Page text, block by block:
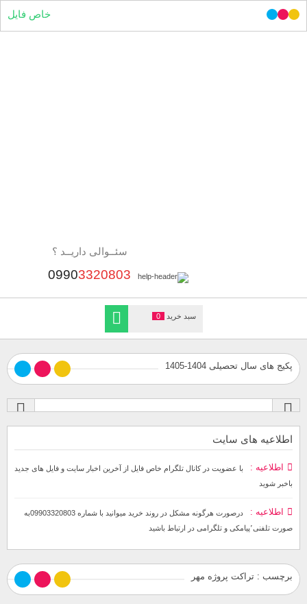
سئــوالی داریــد ؟
09903320803
سبد خرید 0
خاص فایل
پکیج های سال تحصیلی 1404-1405
اطلاعیه های سایت
اطلاعیه
با عضویت در کانال تلگرام خاص فایل از آخرین اخبار سایت و فایل های جدید
باخبر شوید
اطلاعیه
درصورت هرگونه مشکل در روند خرید میوانید با شماره 09903320803به
صورت تلفنی٬پیامکی و تلگرامی در ارتباط باشید
برچسب : تراکت پروژه مهر